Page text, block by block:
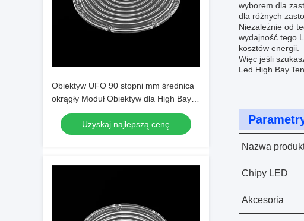
Obiektyw UFO 90 stopni mm średnica
okrągły Moduł Obiektyw dla High Bay
Light / 2835 3030 PC LED
Uzyskaj najlepszą cenę
wyborem dla
dla różnych
Niezależnie od
wydajność tego
kosztów energii.
Więc jeśli
Led High
Nazwa
Chipy LED
Akcesoria